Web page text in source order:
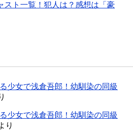
スト一覧！犯人は？感想は「豪
少女で浅倉吾郎！幼馴染の同級
少女で浅倉吾郎！幼馴染の同級
り